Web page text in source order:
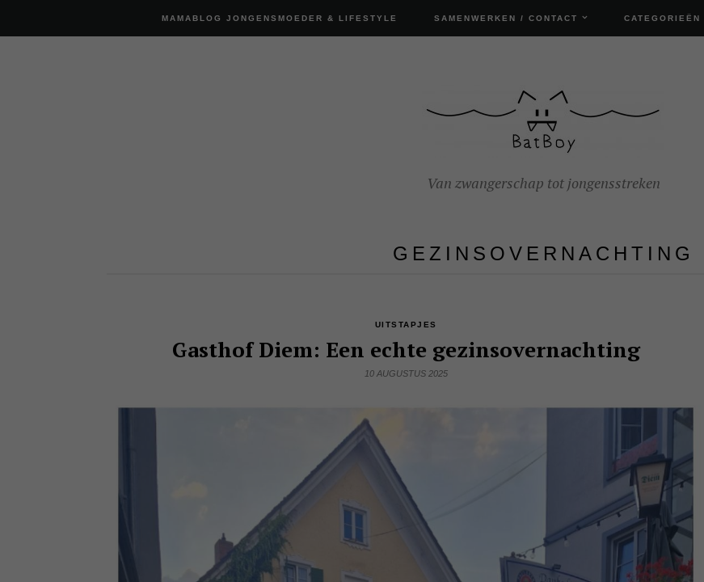
MAMABLOG JONGENSMOEDER & LIFESTYLE SAMENWERKEN / CONTACT CATEGORIEËN
Van zwangerschap tot jongensstreken
GEZINSOVERNACHTING
UITSTAPJES
Gasthof Diem: Een echte gezinsovernachting
10 AUGUSTUS 2025